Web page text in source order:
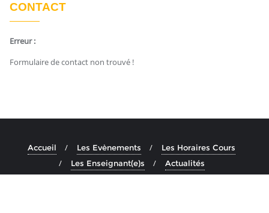
CONTACT
Erreur :
Formulaire de contact non trouvé !
Accueil Les Evènements
Les Horaires Cours
Les Enseignant(e)s
Actualités